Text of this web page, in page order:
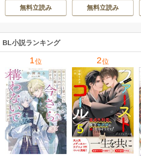
け付き特装版】 2巻
無料立読み
［ばら売り］ 42巻
無料立読み
BL小説ランキング
1位 2位